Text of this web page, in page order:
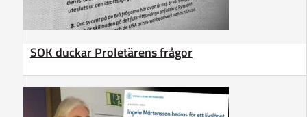
SOK duckar Proletärens frågor